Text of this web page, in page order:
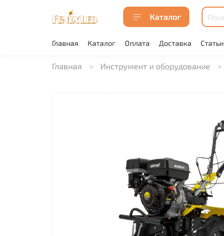
Каталог
Главная Каталог Оплата Доставка Статьи
Главная Инструмент и оборудование